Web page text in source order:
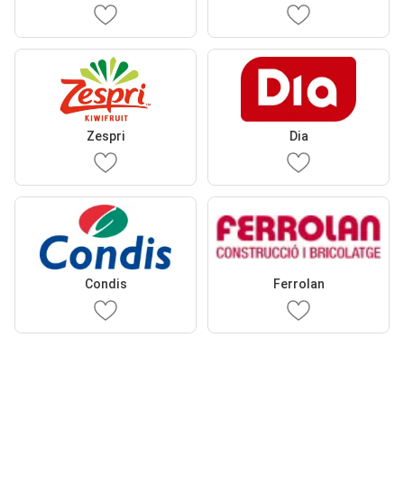
Zespri Dia
Condis Ferrolan